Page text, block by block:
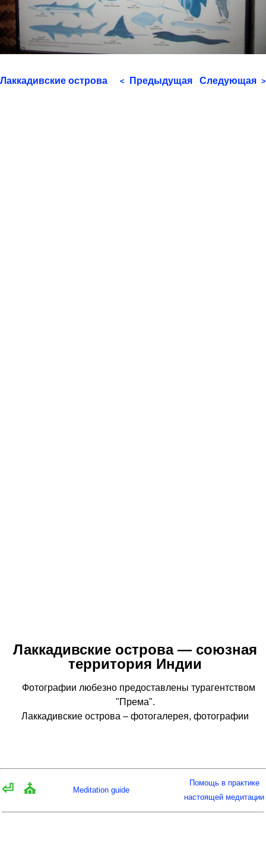
Лаккадивские острова < Предыдущая Следующая >
Лаккадивские острова — союзная
территория Индии
Фотографии любезно предоставлены турагентством
"Према".
Лаккадивские острова – фотогалерея, фотографии
⏎ ⛪ Meditation guide
Помощь в практике
настоящей медитации